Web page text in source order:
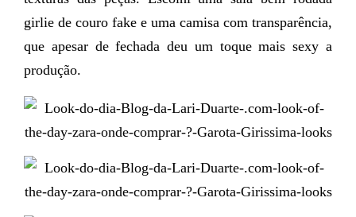
girlie de couro fake e uma camisa com transparência,
que apesar de fechada deu um toque mais sexy a
produção.